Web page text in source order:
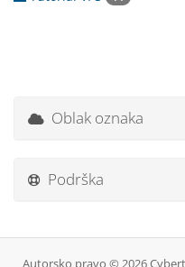
Oblak oznaka
Podrška
Autorsko pravo © 2026